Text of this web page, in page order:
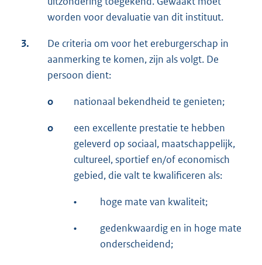
worden voor devaluatie van dit instituut.
3.
De criteria om voor het ereburgerschap in
aanmerking te komen, zijn als volgt. De
persoon dient:
o nationaal bekendheid te genieten;
o
een excellente prestatie te hebben
geleverd op sociaal, maatschappelijk,
cultureel, sportief en/of economisch
gebied, die valt te kwalificeren als:
• hoge mate van kwaliteit;
•
gedenkwaardig en in hoge mate
onderscheidend;